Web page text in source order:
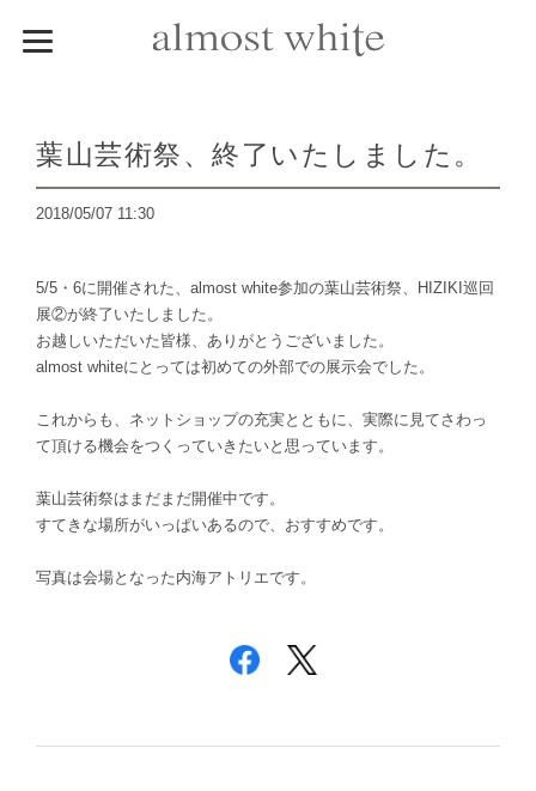
葉山芸術祭、終了いたしました。
2018/05/07 11:30
5/5・6に開催された、almost white参加の葉山芸術祭、HIZIKI巡回
展②が終了いたしました。
お越しいただいた皆様、ありがとうございました。
almost whiteにとっては初めての外部での展示会でした。
これからも、ネットショップの充実とともに、実際に見てさわっ
て頂ける機会をつくっていきたいと思っています。
葉山芸術祭はまだまだ開催中です。
すてきな場所がいっぱいあるので、おすすめです。
写真は会場となった内海アトリエです。